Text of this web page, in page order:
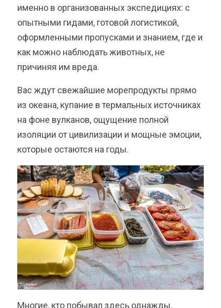
именно в организованных экспедициях: с
опытными гидами, готовой логистикой,
оформленными пропусками и знанием, где и
как можно наблюдать животных, не
причиняя им вреда.
Вас ждут свежайшие морепродукты прямо
из океана, купание в термальных источниках
на фоне вулканов, ощущение полной
изоляции от цивилизации и мощные эмоции,
которые остаются на годы.
Многие, кто побывал здесь однажды,